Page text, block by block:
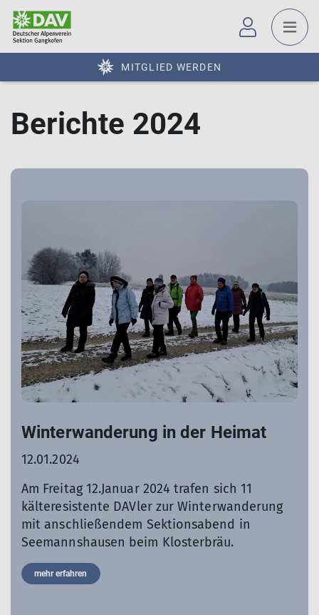
MITGLIED WERDEN
Berichte 2024
Winterwanderung in der Heimat
12.01.2024
Am Freitag 12.Januar 2024 trafen sich 11
kälteresistente DAVler zur Winterwanderung
mit anschließendem Sektionsabend in
Seemannshausen beim Klosterbräu.
mehr erfahren